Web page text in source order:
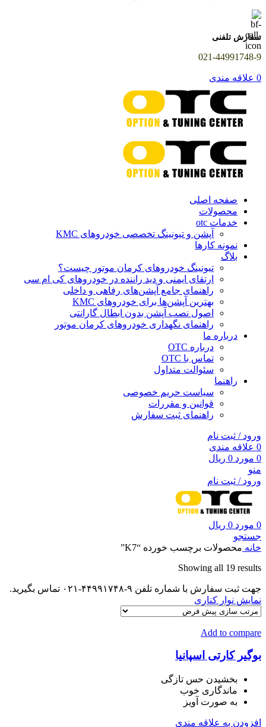
سفارش تلفنی
021-44991748-9
0 علاقه مندی
صفحه اصلی
محصولات
خدمات otc
آپشن و تیونینگ تخصصی خودروهای KMC
نمونه کارها
بلاگ
تیونینگ خودروهای کرمان موتور چیست؟
ارتقای ایمنی و دید راننده در خودروهای کی ام سی
راهنمای جامع آپشن‌های رفاهی و داخلی
بهترین آپشن‌ها برای خودروهای KMC
اصول نصب آپشن بدون ابطال گارانتی
راهنمای نگهداری خودروهای کرمان موتور
درباره ما
درباره OTC
تماس با OTC
سئوالت متداول
راهنما
سیاست حریم خصوصی
قوانین و مقررات
راهنمای ثبت سفارش
ورود / ثبت نام
0 علاقه مندی
0 مورد 0 ریال
منو
ورود / ثبت نام
0 مورد 0 ریال
جستجو
خانه محصولات برچسب خورده “K7”
Showing all 19 results
جهت ثبت سفارش با شماره تلفن ۹-۴۴۹۹۱۷۴۸-۰۲۱ تماس بگیرید.
نمایش نوار کناری
Add to compare
بوگیر کارتی اسپانیا
بخشیدن حس تازگی
ماندگاری خوب
به صورت آویز
افزودن به علاقه مندی